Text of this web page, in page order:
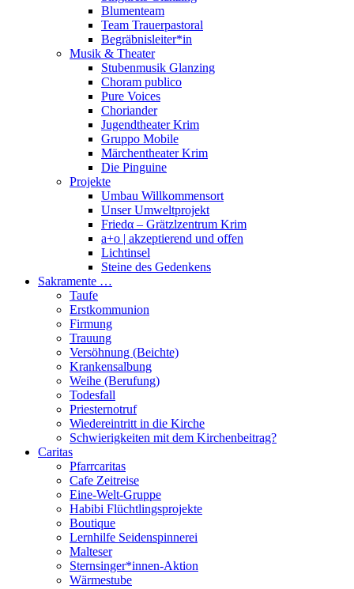
Blumenteam
Team Trauerpastoral
Begräbnisleiter*in
Musik & Theater
Stubenmusik Glanzing
Choram publico
Pure Voices
Choriander
Jugendtheater Krim
Gruppo Mobile
Märchentheater Krim
Die Pinguine
Projekte
Umbau Willkommensort
Unser Umweltprojekt
Friedα – Grätzlzentrum Krim
a+o | akzeptierend und offen
Lichtinsel
Steine des Gedenkens
Sakramente …
Taufe
Erstkommunion
Firmung
Trauung
Versöhnung (Beichte)
Krankensalbung
Weihe (Berufung)
Todesfall
Priesternotruf
Wiedereintritt in die Kirche
Schwierigkeiten mit dem Kirchenbeitrag?
Caritas
Pfarrcaritas
Cafe Zeitreise
Eine-Welt-Gruppe
Habibi Flüchtlingsprojekte
Boutique
Lernhilfe Seidenspinnerei
Malteser
Sternsinger*innen-Aktion
Wärmestube